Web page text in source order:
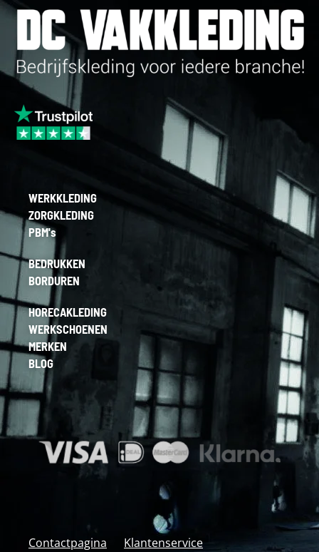
WERKKLEDING
ZORGKLEDING
PBM's
BEDRUKKEN
BORDUREN
HORECAKLEDING
WERKSCHOENEN
MERKEN
BLOG
Contactpagina Klantenservice